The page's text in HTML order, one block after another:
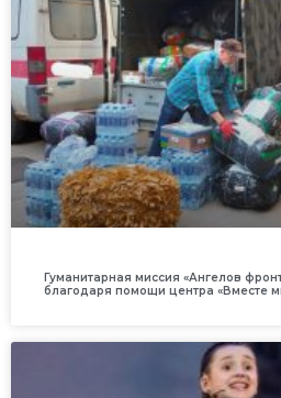
Гуманитарная миссия «Ангелов
благодаря помощи центра «Вместе